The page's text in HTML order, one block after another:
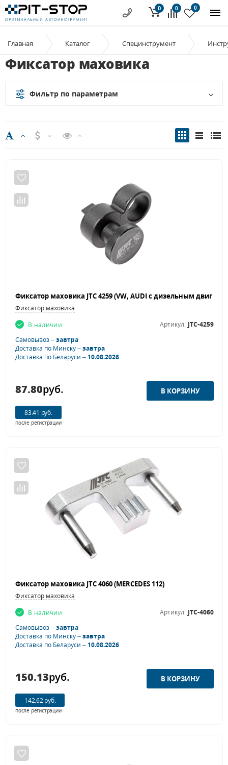
0 0
0
Главная Каталог Специнструмент
Фиксатор маховика
Фильтр по параметрам
Фиксатор маховика
В наличии
Артикул: JTC-4259
Самовывоз –завтра
Доставка по Минску –завтра
Доставка по Беларуси –10.08.2026
87.80руб.
83.41 руб.
после регистрации
Фиксатор маховика JTC 4060 (MERCEDES 112)
Фиксатор маховика
В наличии
Артикул: JTC-4060
Самовывоз –завтра
Доставка по Минску –завтра
Доставка по Беларуси –10.08.2026
150.13руб.
142.62 руб.
после регистрации